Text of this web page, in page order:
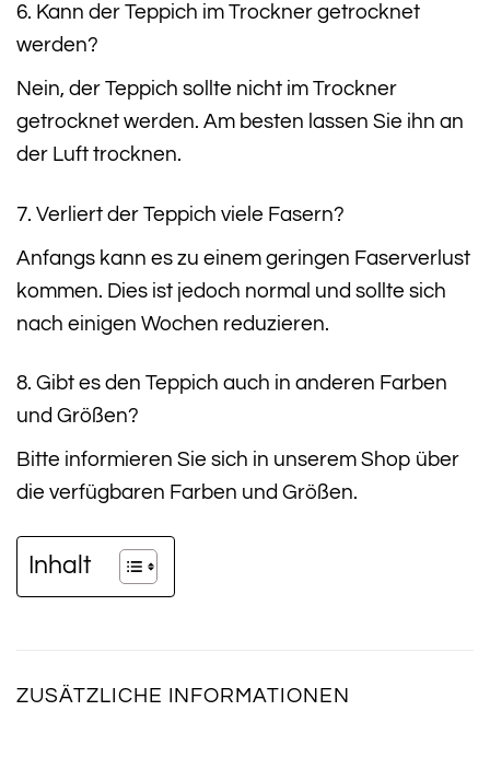
6. Kann der Teppich im Trockner getrocknet
werden?
Nein, der Teppich sollte nicht im Trockner
getrocknet werden. Am besten lassen Sie ihn an
der Luft trocknen.
7. Verliert der Teppich viele Fasern?
Anfangs kann es zu einem geringen Faserverlust
kommen. Dies ist jedoch normal und sollte sich
nach einigen Wochen reduzieren.
8. Gibt es den Teppich auch in anderen Farben
und Größen?
Bitte informieren Sie sich in unserem Shop über
die verfügbaren Farben und Größen.
Inhalt
ZUSÄTZLICHE INFORMATIONEN